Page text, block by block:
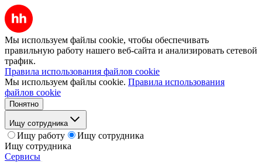
Мы используем файлы cookie, чтобы обеспечивать
правильную работу нашего веб-сайта и анализировать сетевой
трафик.
Правила использования файлов cookie
Мы используем файлы cookie. Правила использования
файлов cookie
Понятно
Ищу сотрудника
Ищу работу
Ищу сотрудника
Ищу сотрудника
Сервисы